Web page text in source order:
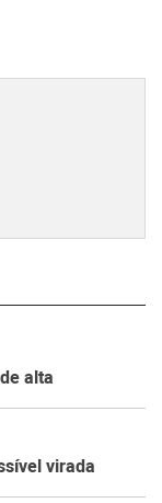
alta
virada